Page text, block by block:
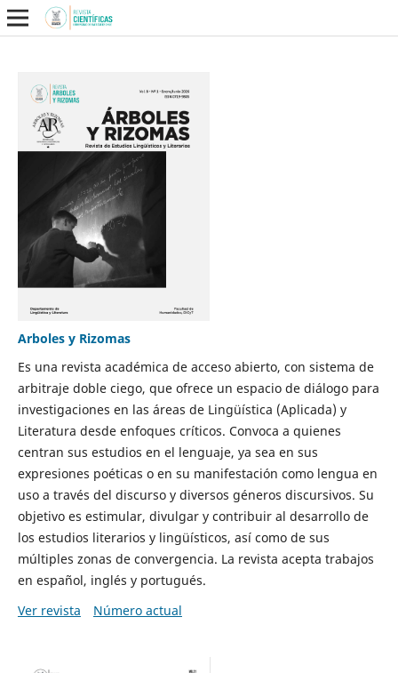
Arboles y Rizomas
Es una revista académica de acceso abierto, con sistema de
arbitraje doble ciego, que ofrece un espacio de diálogo para
investigaciones en las áreas de Lingüística (Aplicada) y
Literatura desde enfoques críticos. Convoca a quienes
centran sus estudios en el lenguaje, ya sea en sus
expresiones poéticas o en su manifestación como lengua en
uso a través del discurso y diversos géneros discursivos. Su
objetivo es estimular, divulgar y contribuir al desarrollo de
los estudios literarios y lingüísticos, así como de sus
múltiples zonas de convergencia. La revista acepta trabajos
en español, inglés y portugués.
Ver revista
Número actual